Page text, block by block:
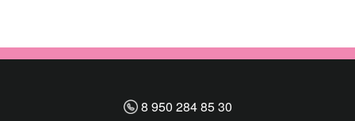
8 950 284 85 30